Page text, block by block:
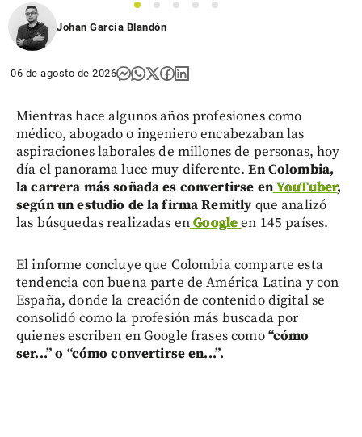
1 2 3 4
5
Johan García Blandón
06 de agosto de 2026
Mientras hace algunos años profesiones como
médico, abogado o ingeniero encabezaban las
aspiraciones laborales de millones de personas, hoy
día el panorama luce muy diferente.En Colombia,
la carrera más soñada es convertirse enYouTuber,
según un estudio de la firma Remitly que analizó
las búsquedas realizadas enGoogleen 145 países.
El informe concluye que Colombia comparte esta
tendencia con buena parte de América Latina y con
España, donde la creación de contenido digital se
consolidó como la profesión más buscada por
quienes escriben en Google frases como“cómo
ser...” o “cómo convertirse en...”.